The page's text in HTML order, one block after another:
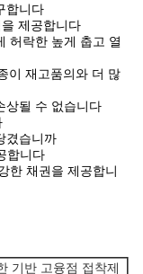
합니다
제공합니다
허락한 높게 춥고 열
이 재고품의와 더 많
상될 수 없습니다
겼습니까
합니다
한 채권을 제공합니
기반 고융점 접착제